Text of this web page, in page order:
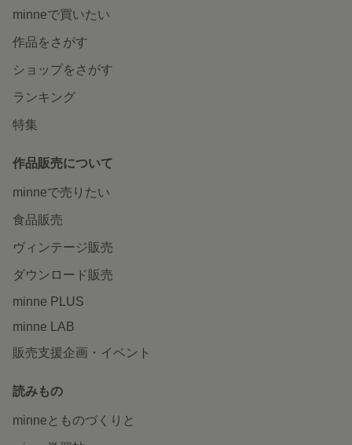
minneで買いたい
作品をさがす
ショップをさがす
ランキング
特集
作品販売について
minneで売りたい
食品販売
ヴィンテージ販売
ダウンロード販売
minne PLUS
minne LAB
販売支援企画・イベント
読みもの
minneとものづくりと